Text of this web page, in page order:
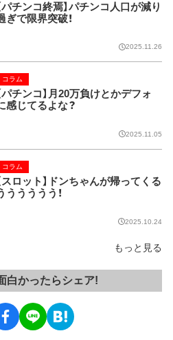
パチンコ終焉】パチンコ人口が減り
ぎで限界突破！
2025.11.26
パチンコ】月20万負けとかデフォ
感じてるよな？
コラム
2025.11.05
スロット】ドンちゃんが帰ってくる
ううううう！
コラム
2025.10.24
もっと見る
白かったらシェア!